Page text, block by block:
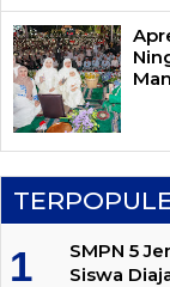
SMPN 5
Siswa